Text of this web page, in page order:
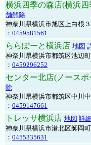
横浜四季の森店(横浜
舗解除
神奈川県横浜市旭区上白根
： 0459581561
ららぽーと横浜店 地図
神奈川県横浜市都筑区池辺
： 0459296252
センター北店(ノース
除
神奈川県横浜市都筑区中川
： 0459147661
トレッサ横浜店 地図 詳細
神奈川県横浜市港北区師岡
： 0455335631